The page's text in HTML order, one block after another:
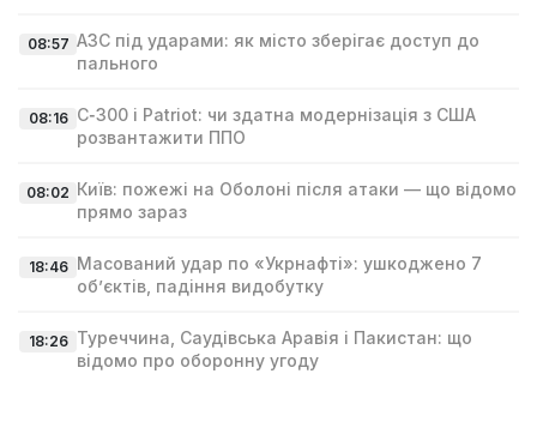
08:57 АЗС під ударами: як місто зберігає доступ до
пального
08:16 С‑300 і Patriot: чи здатна модернізація з США
розвантажити ППО
08:02 Київ: пожежі на Оболоні після атаки — що відомо
прямо зараз
18:46 Масований удар по «Укрнафті»: ушкоджено 7
об’єктів, падіння видобутку
18:26 Туреччина, Саудівська Аравія і Пакистан: що
відомо про оборонну угоду